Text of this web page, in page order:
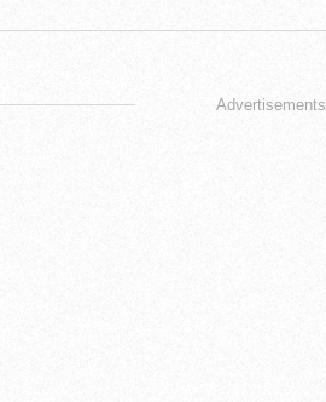
Advertisements